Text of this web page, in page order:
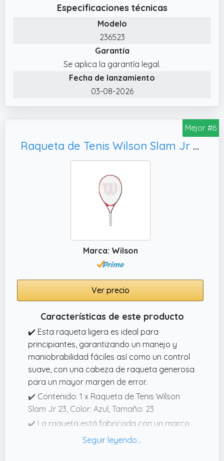
Especificaciones técnicas
Modelo
236523
Garantía
Se aplica la garantía legal.
Fecha de lanzamiento
03-08-2026
Mejor #6
Raqueta de Tenis Wilson Slam Jr 23, Tamaño: 23
Marca: Wilson
Ver precio
Características de este producto
✔️ Esta raqueta ligera es ideal para
principiantes, garantizando un manejo y
maniobrabilidad fáciles así como un control
suave, con una cabeza de raqueta generosa
para un mayor margen de error.
✔️ Contenido: 1 x Raqueta de Tenis Wilson
Slam Jr 23, Color: Azul, Tamaño: 23
✔️ La raqueta está fabricada con un marco
de aluminio AirLite Alloy que ofrece